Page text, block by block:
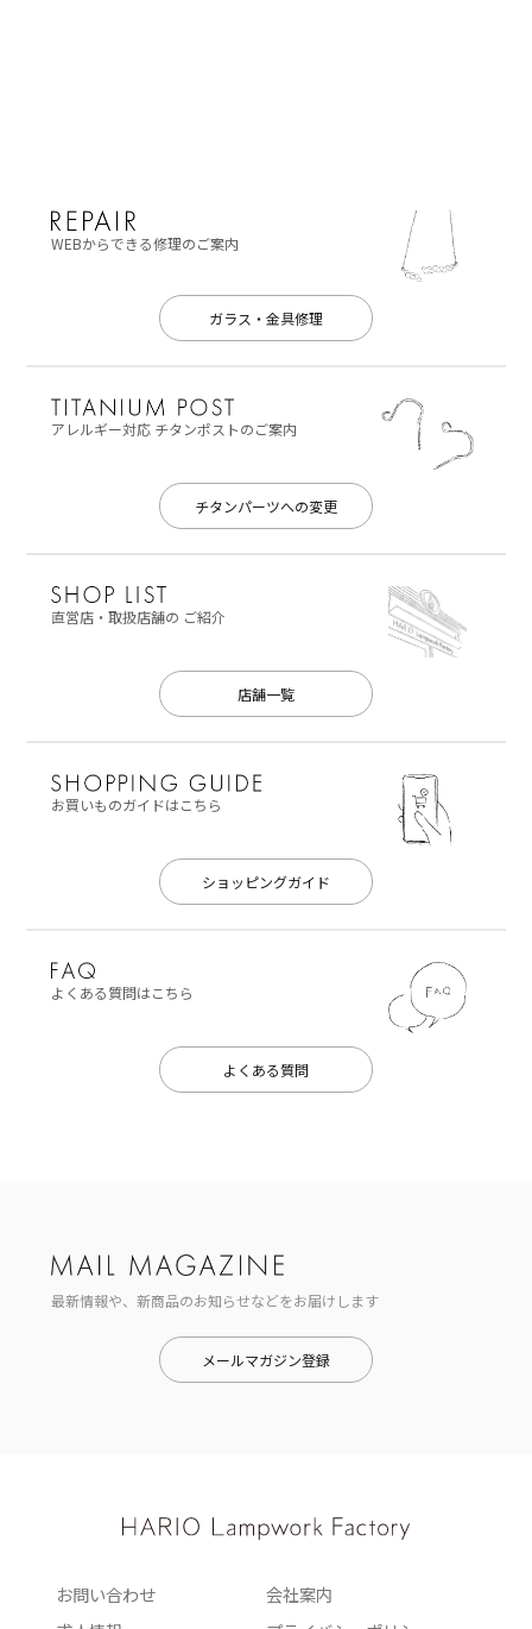
WEBからできる修理のご案内
ガラス・金具修理
アレルギー対応チタンポストのご案内
チタンパーツへの変更
直営店・取扱店舗の ご紹介
店舗一覧
お買いものガイドはこちら
ショッピングガイド
よくある質問はこちら
よくある質問
最新情報や、新商品のお知らせなどをお届けします
メールマガジン登録
お問い合わせ
会社案内